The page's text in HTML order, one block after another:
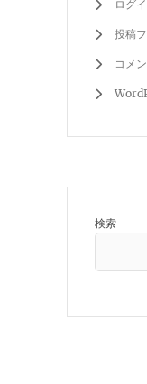
ログ
投稿
コメ
検索